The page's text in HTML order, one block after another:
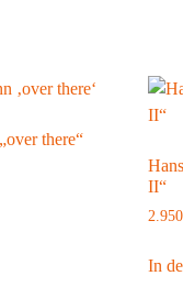
there“
II“
In